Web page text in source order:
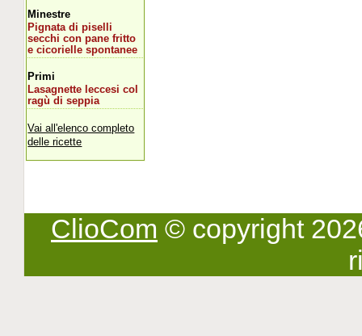
Minestre
Pignata di piselli
secchi con pane fritto
e cicorielle spontanee
Primi
Lasagnette leccesi col
ragù di seppia
Vai all'elenco completo
delle ricette
ClioCom © copyright